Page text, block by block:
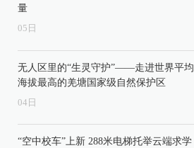
量
05 日
无人区里的“生灵守护”——走进世界平均
海拔最高的羌塘国家级自然保护区
04 日
“空中校车”上新 288米电梯托举云端求学